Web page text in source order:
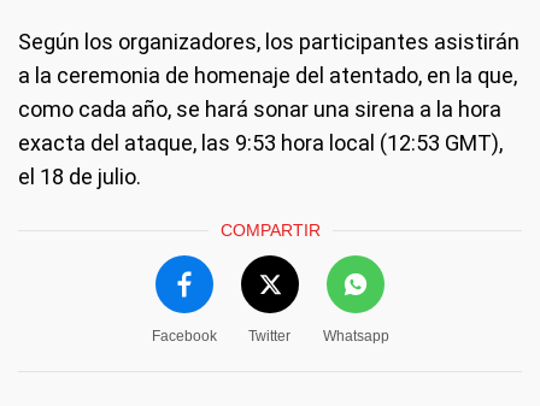
Según los organizadores, los participantes asistirán
a la ceremonia de homenaje del atentado, en la que,
como cada año, se hará sonar una sirena a la hora
exacta del ataque, las 9:53 hora local (12:53 GMT),
el 18 de julio.
COMPARTIR
Facebook Twitter Whatsapp